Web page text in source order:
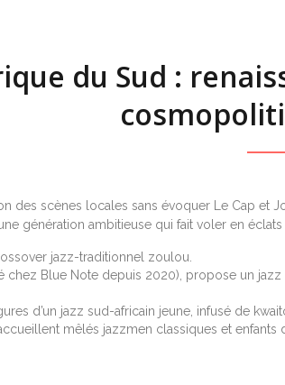
du Sud :
des scènes locales sans évoquer Le Cap et
génération ambitieuse qui fait voler en
jazz-traditionnel zoulou.
chez Blue Note depuis 2020), propose un
d’un jazz sud-africain jeune, infusé de
mêlés jazzmen classiques et